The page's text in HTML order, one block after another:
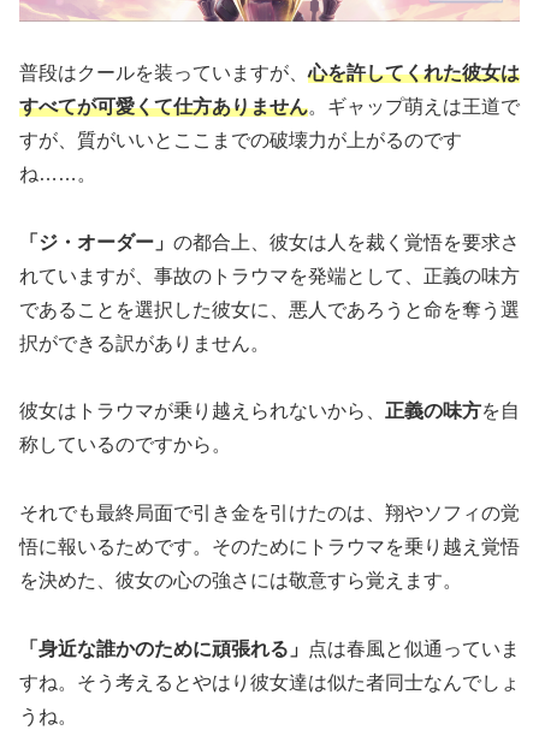
普段はクールを装っていますが、心を許してくれた彼女は
すべてが可愛くて仕方ありません。ギャップ萌えは王道で
すが、質がいいとここまでの破壊力が上がるのです
ね……。
「ジ・オーダー」 の都合上、彼女は人を裁く覚悟を要求さ
れていますが、事故のトラウマを発端として、正義の味方
であることを選択した彼女に、悪人であろうと命を奪う選
択ができる訳がありません。
彼女はトラウマが乗り越えられないから、 正義の味方を自
称しているのですから。
それでも最終局面で引き金を引けたのは、翔やソフィの覚
悟に報いるためです。そのためにトラウマを乗り越え覚悟
を決めた、彼女の心の強さには敬意すら覚えます。
「身近な誰かのために頑張れる」
点は春風と似通っていま
すね。そう考えるとやはり彼女達は似た者同士なんでしょ
うね。